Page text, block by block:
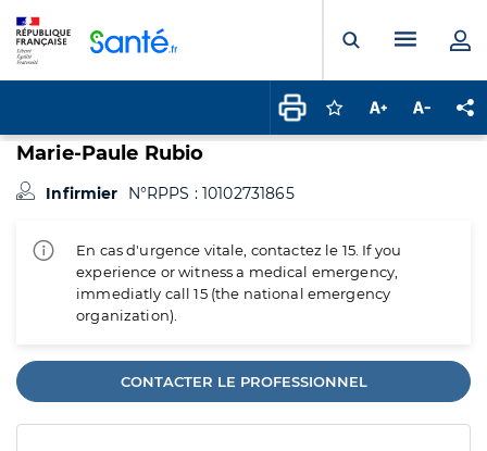
Ouvrir laMenu
Connectez-vous
Augmenter la
Marie-Paule Rubio
Infirmier N°RPPS : 10102731865
En cas d'urgence vitale, contactez le 15. If you
experience or witness a medical emergency,
immediatly call 15 (the national emergency
organization).
CONTACTER LE PROFESSIONNEL